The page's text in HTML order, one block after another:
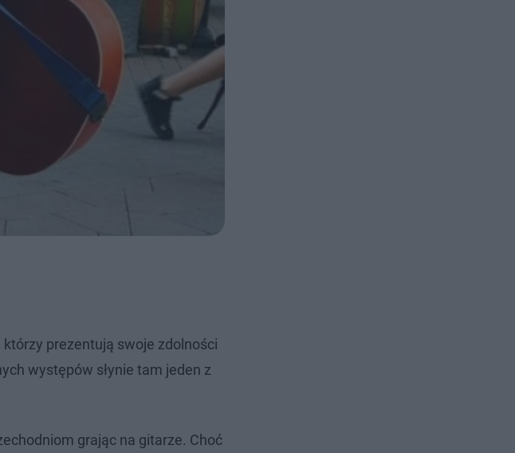
prezentują swoje zdolności
występów słynie tam jeden z
grając na gitarze. Choć